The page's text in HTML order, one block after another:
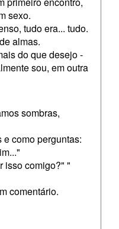
sexo.
tudo era... tudo.
almas.
do que desejo -
sou, em outra
sombras,
como perguntas:
isso comigo?" "
comentário.